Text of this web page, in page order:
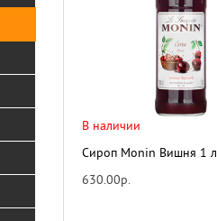
В наличии
Сироп Monin Вишня 1 л
630.00р.